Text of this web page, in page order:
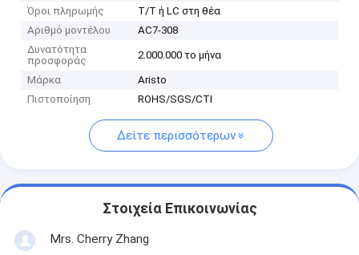
Όροι πληρωμής
T/T ή LC στη θέα
Αριθμό μοντέλου
AC7-308
Δυνατότητα
προσφοράς
2.000.000 το μήνα
Μάρκα
Aristo
Πιστοποίηση
ROHS/SGS/CTI
Δείτε περισσότερων
Στοιχεία Επικοινωνίας
Mrs. Cherry Zhang